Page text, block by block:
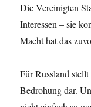
Die Vereinigten
Interessen – sie
Macht hat das
Für Russland
Bedrohung dar.